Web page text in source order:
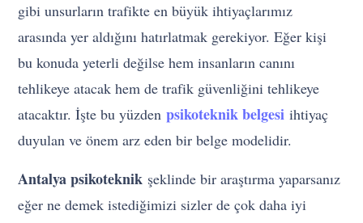
gibi unsurların trafikte en büyük ihtiyaçlarımız
arasında yer aldığını hatırlatmak gerekiyor. Eğer kişi
bu konuda yeterli değilse hem insanların canını
tehlikeye atacak hem de trafik güvenliğini tehlikeye
atacaktır. İşte bu yüzdenpsikoteknik belgesi ihtiyaç
duyulan ve önem arz eden bir belge modelidir.
Antalya psikoteknik şeklinde bir araştırma yaparsanız
eğer ne demek istediğimizi sizler de çok daha iyi